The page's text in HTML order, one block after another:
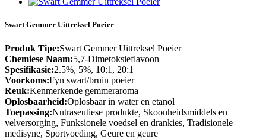
Swart Gemmer Uittreksel Poeier
Produk Tipe:Swart Gemmer Uittreksel Poeier
Chemiese Naam:5,7-Dimetoksieflavoon
Spesifikasie:2.5%, 5%, 10:1, 20:1
Voorkoms:Fyn swart/bruin poeier
Reuk:Kenmerkende gemmeraroma
Oplosbaarheid:Oplosbaar in water en etanol
Toepassing:Nutraseutiese produkte, Skoonheidsmiddels en
velversorging, Funksionele voedsel en drankies, Tradisionele
medisyne, Sportvoeding, Geure en geure